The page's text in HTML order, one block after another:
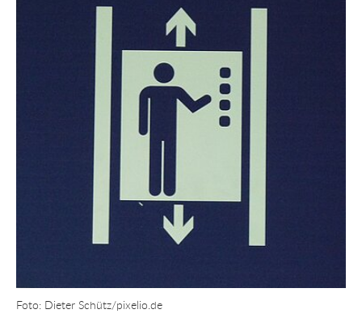
Foto: Dieter Schütz/pixelio.de